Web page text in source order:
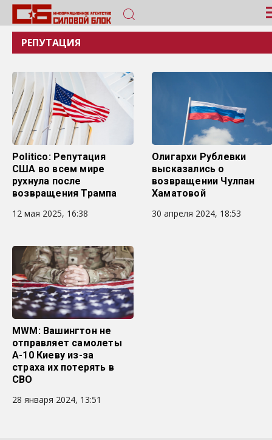
РЕПУТАЦИЯ
Politico: Репутация
США во всем мире
рухнула после
возвращения Трампа
12 мая 2025, 16:38
Олигархи Рублевки
высказались о
возвращении Чулпан
Хаматовой
30 апреля 2024, 18:53
MWM: Вашингтон не
отправляет самолеты
A-10 Киеву из-за
страха их потерять в
СВО
28 января 2024, 13:51